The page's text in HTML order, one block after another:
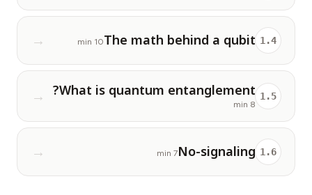
دليل المستخدم
الحواسيب الكمومية
الأنشطة
الأدلة
التعلم
الفعاليات
الجداول الزمنية
1 .4
The math behind a qubit
10 min
→
1 .5
What is quantum entanglement?
8 min
→
1 .6
No-signaling
7 min
→